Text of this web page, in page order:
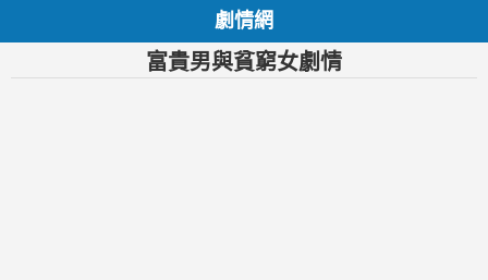
劇情網
富貴男與貧窮女劇情